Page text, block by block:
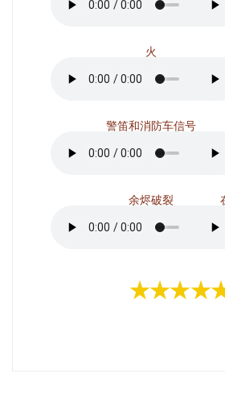
火
警笛和消防车信号
余烬破裂